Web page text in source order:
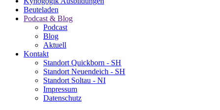
Beuteladen
Podcast & Blog
Podcast
Blog
Aktuell
Kontakt
Standort Quickborn - SH
Standort Neuendeich - SH
Standort Soltau - NI
Impressum
Datenschutz